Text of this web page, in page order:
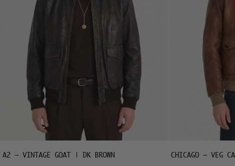
A2 – VINTAGE GOAT | DK BROWN CHICAGO – VEG